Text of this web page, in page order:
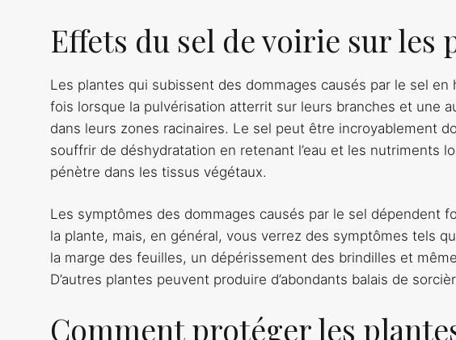
Effets du sel de voirie sur les
Les plantes qui subissent des dommages causés par le sel
fois lorsque la pulvérisation atterrit sur leurs branches et une
dans leurs zones racinaires. Le sel peut être incroyablement
souffrir de déshydratation en retenant l’eau et les nutriments
pénètre dans les tissus végétaux.
Les symptômes des dommages causés par le sel dépendent
la plante, mais, en général, vous verrez des symptômes tels
la marge des feuilles, un dépérissement des brindilles et
D’autres plantes peuvent produire d’abondants balais de
Comment protéger les